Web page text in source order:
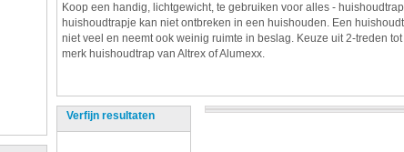
Koop een handig, lichtgewicht, te gebruiken voor alles -
huishoudtrapje kan niet ontbreken in een huishouden. Een
niet veel en neemt ook weinig ruimte in beslag. Keuze uit 2-treden
merk huishoudtrap van Altrex of Alumexx.
Verfijn resultaten